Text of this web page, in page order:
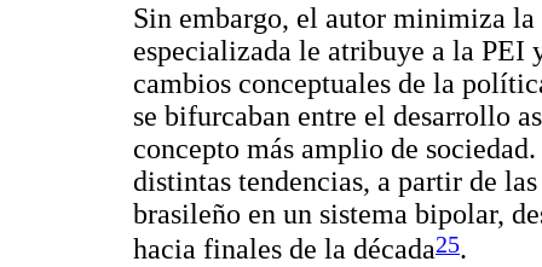
Sin embargo, el autor minimiza
especializada le atribuye a la
cambios conceptuales de la
se bifurcaban entre el desarrollo
concepto más amplio de
distintas tendencias, a partir de
brasileño en un sistema bipolar,
hacia finales de la década25.